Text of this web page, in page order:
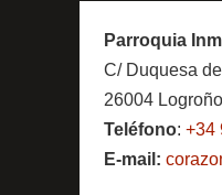
Parroquia
C/ Duquesa
26004
Teléfono: +34
E-mail: